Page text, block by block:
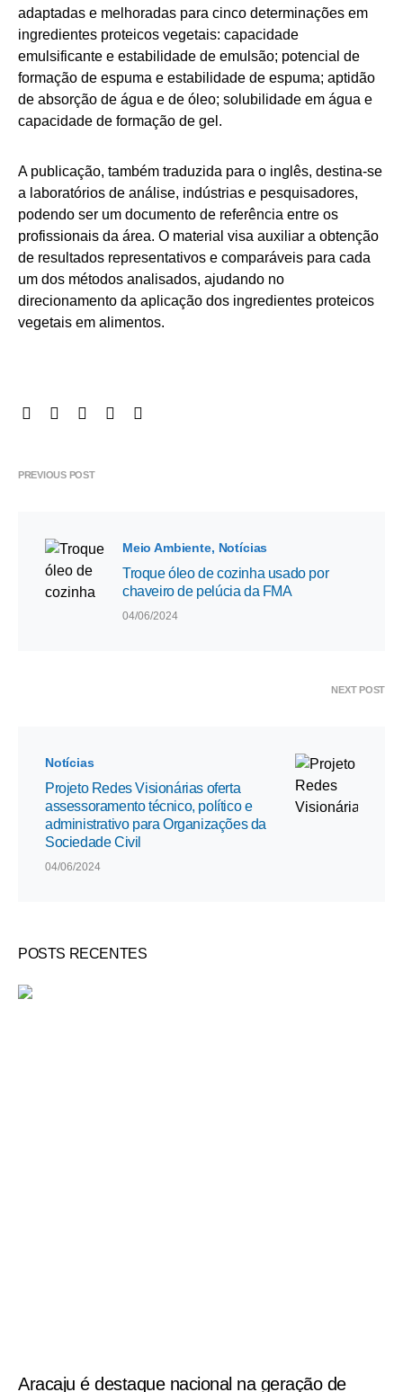
adaptadas e melhoradas para cinco determinações em
ingredientes proteicos vegetais: capacidade
emulsificante e estabilidade de emulsão; potencial de
formação de espuma e estabilidade de espuma; aptidão
de absorção de água e de óleo; solubilidade em água e
capacidade de formação de gel.
A publicação, também traduzida para o inglês, destina-se
a laboratórios de análise, indústrias e pesquisadores,
podendo ser um documento de referência entre os
profissionais da área. O material visa auxiliar a obtenção
de resultados representativos e comparáveis para cada
um dos métodos analisados, ajudando no
direcionamento da aplicação dos ingredientes proteicos
vegetais em alimentos.
PREVIOUS POST
Meio Ambiente Notícias
Troque óleo de cozinha usado por
chaveiro de pelúcia da FMA
04/06/2024
NEXT POST
Notícias
Projeto Redes Visionárias oferta
assessoramento técnico, político e
administrativo para Organizações da
Sociedade Civil
04/06/2024
POSTS RECENTES
Aracaju é destaque nacional na geração de